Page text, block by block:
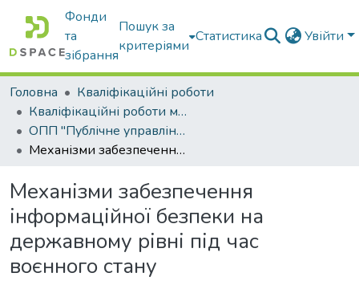
Фонди
та
зібрання
Пошук за
критеріями
Статистика Увійти
Головна
Кваліфікаційні роботи
Кваліфікаційні роботи магістрів
ОПП "Публічне управління та адміністрування"
Механізми забезпечення інформаційної безпеки на державному рівні під час воєнного стану
Механізми забезпечення
інформаційної безпеки на
державному рівні під час
воєнного стану